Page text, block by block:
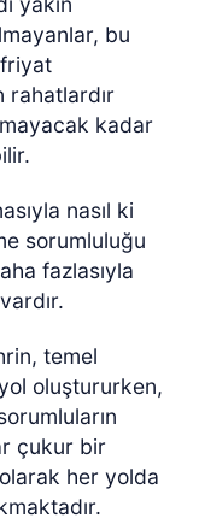
bu
rahatlardır
kadar
nasıl ki
sorumluluğu
fazlasıyla
temel
oluştururken,
çukur bir
her yolda